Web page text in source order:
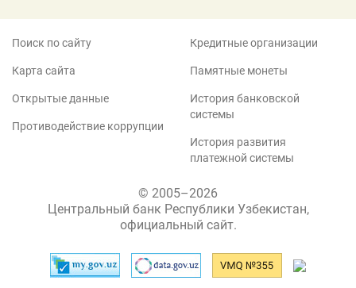
Поиск по сайту
Карта сайта
Открытые данные
Противодействие коррупции
Кредитные организации
Памятные монеты
История банковской
системы
История развития
платежной системы
© 2005–2026
Центральный банк Республики Узбекистан,
официальный сайт.